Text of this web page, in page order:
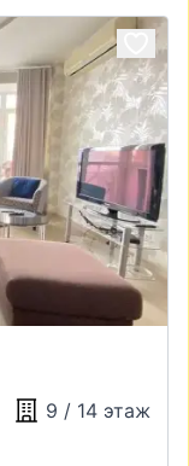
9 / 14 этаж